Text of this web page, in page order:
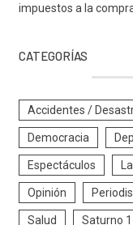
impuestos a la
CATEGORÍAS
Accidentes /
Democracia
Espectáculos
Opinión
Salud Saturno